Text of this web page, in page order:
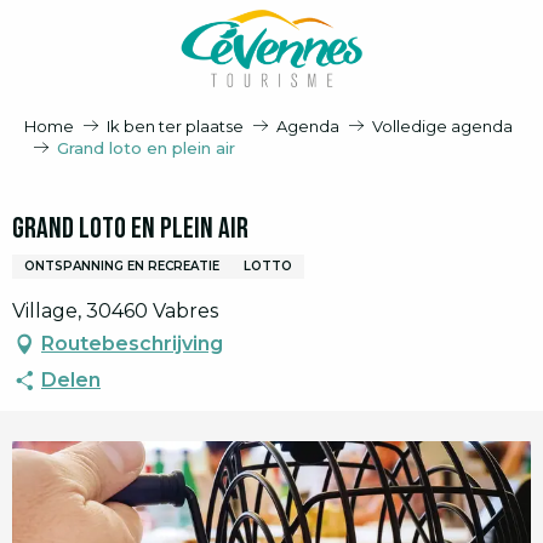
Home Ik ben ter plaatse Agenda
Volledige agenda
Grand loto en plein air
Grand loto en plein air
ONTSPANNING EN RECREATIE LOTTO
Village, 30460 Vabres
Routebeschrijving
Delen